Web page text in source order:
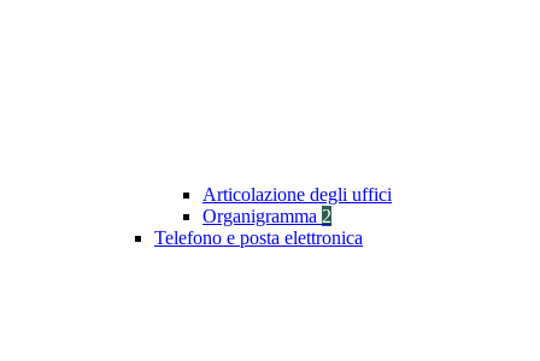
Articolazione degli uffici
Organigramma 2
Telefono e posta elettronica